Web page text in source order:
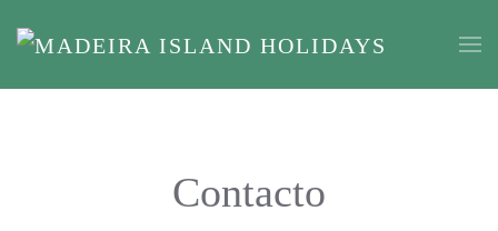
Skip to main content
Contacto